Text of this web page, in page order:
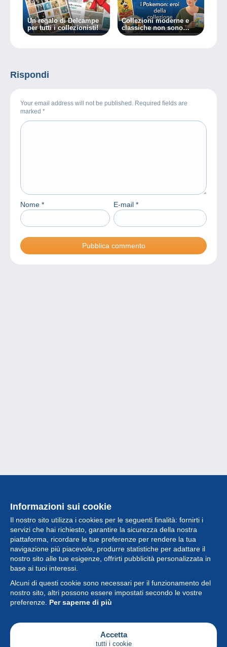
Un regalo di Delcampe
per tutti i collezionisti!
Collezioni moderne e
classiche non sono
incompatibili.
Rispondi
Your email address will not be published. Required fields are
marked *
Nome * E-mail *
Informazioni sui cookie
Il nostro sito utilizza i cookies per le seguenti finalità: fornirti i
servizi che hai richiesto, garantire la sicurezza della nostra
piattaforma, ricordare le tue preferenze per rendere la tua
navigazione più piacevole, produrre statistiche per adattare il
nostro sito alle tue esigenze, offrirti pubblicità personalizzata in
base ai tuoi interessi.
Alcuni di questi cookie sono necessari per il funzionamento del
nostro sito, altri possono essere impostati secondo le vostre
preferenze. Per saperne di più
Accetta
tutti i cookie
Collezione
Novità
Funzione
Società